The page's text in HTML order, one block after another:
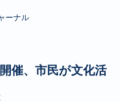
ーナル
催、市民が文化活